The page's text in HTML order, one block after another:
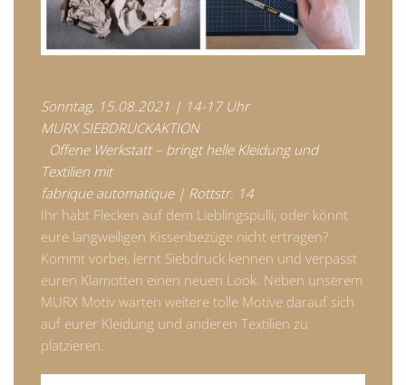
Sonntag, 15.08.2021 | 14-17 Uhr
MURX SIEBDRUCKAKTION
Offene Werkstatt – bringt helle Kleidung und
Textilien mit
fabrique automatique | Rottstr. 14
Ihr habt Flecken auf dem Lieblingspulli, oder könnt
eure langweiligen Kissenbezüge nicht ertragen?
Kommt vorbei, lernt Siebdruck kennen und verpasst
euren Klamotten einen neuen Look. Neben unserem
MURX Motiv warten weitere tolle Motive darauf sich
auf eurer Kleidung und anderen Textilien zu
platzieren.